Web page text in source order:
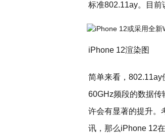
标准802.11ay。目前
iPhone 12渲染图
简单来看，802.11ay
60GHz频段的数据
许会有显著的提升。
讯，那么iPhone 12